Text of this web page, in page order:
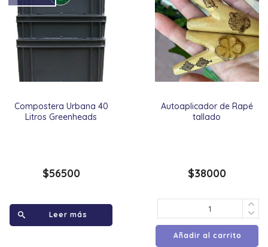
Compostera Urbana 40
Litros Greenheads
$56500
Leer más
Autoaplicador de Rapé
tallado
$38000
Añadir al carrito